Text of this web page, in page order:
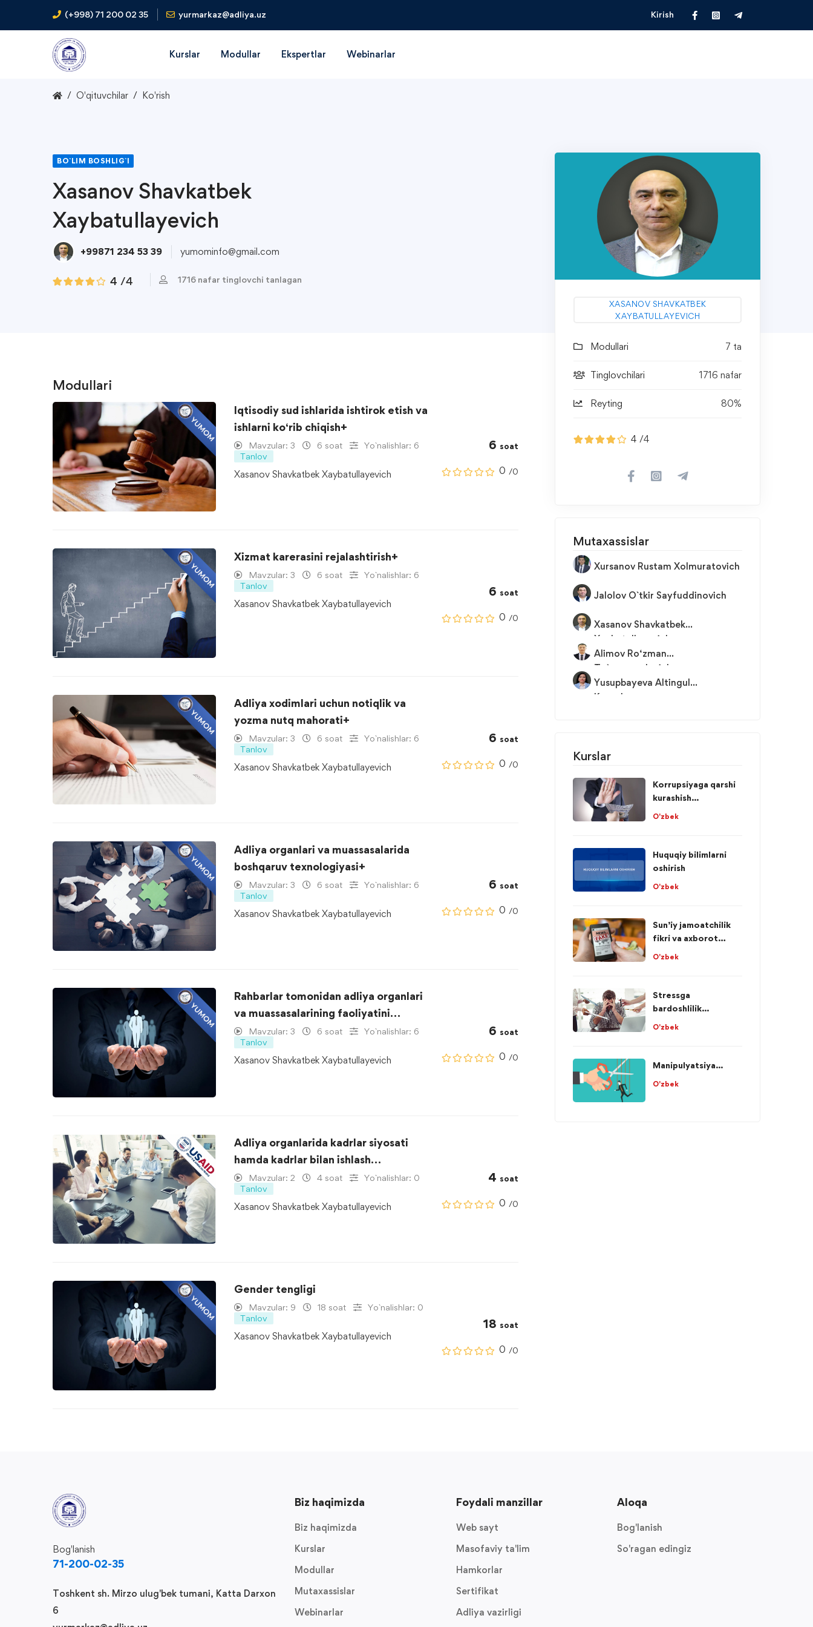
(+998) 71 200 02 35 yurmarkaz@adliya.uz Kirish
Kurslar Modullar Ekspertlar Webinarlar
O'qituvchilar Ko'rish
BO`LIM BOSHLIG`I
Xasanov Shavkatbek
Xaybatullayevich
+99871 234 53 39 yumominfo@gmail.com
4 /4 1716 nafar tinglovchi tanlagan
Modullari
Iqtisodiy sud ishlarida ishtirok etish va
ishlarni ko‘rib chiqish+
Mavzular: 3 6 soat
Yo`nalishlar: 6
Tanlov
Xasanov Shavkatbek Xaybatullayevich
6 soat
0 /0
Xizmat karerasini rejalashtirish+
Mavzular: 3 6 soat
Yo`nalishlar: 6
Tanlov
Xasanov Shavkatbek Xaybatullayevich
6 soat
0 /0
Adliya xodimlari uchun notiqlik va
yozma nutq mahorati+
Mavzular: 3 6 soat
Yo`nalishlar: 6
Tanlov
Xasanov Shavkatbek Xaybatullayevich
6 soat
0 /0
Adliya organlari va muassasalarida
boshqaruv texnologiyasi+
Mavzular: 3 6 soat
Yo`nalishlar: 6
Tanlov
Xasanov Shavkatbek Xaybatullayevich
6 soat
0 /0
Rahbarlar tomonidan adliya organlari
va muassasalarining faoliyatini
o‘rganish
Mavzular: 3 6 soat
Yo`nalishlar: 6
Tanlov
Xasanov Shavkatbek Xaybatullayevich
6 soat
0 /0
Adliya organlarida kadrlar siyosati
hamda kadrlar bilan ishlash
masalalari+
Mavzular: 2 4 soat
Yo`nalishlar: 0
Tanlov
Xasanov Shavkatbek Xaybatullayevich
4 soat
0 /0
Gender tengligi
Mavzular: 9 18 soat
Yo`nalishlar: 0
Tanlov
Xasanov Shavkatbek Xaybatullayevich
18 soat
0 /0
XASANOV SHAVKATBEK
XAYBATULLAYEVICH
Modullari 7 ta
Tinglovchilari 1716 nafar
Reyting 80%
4 /4
Mutaxassislar
Xursanov Rustam Xolmuratovich
Jalolov O`tkir Sayfuddinovich
Xasanov Shavkatbek
Xaybatullayevich
Alimov Ro‘zman
To`ramurodovich
Yusupbayeva Altingul
Kenesbayevna
Kurslar
Korrupsiyaga qarshi
kurashish...
O'zbek
Huquqiy bilimlarni
oshirish
O'zbek
Sun’iy jamoatchilik
fikri va axborot
O'zbek
Stressga
bardoshlilik...
O'zbek
Manipulyatsiya...
O'zbek
Bog'lanish
71-200-02-35
Toshkent sh. Mirzo ulug'bek tumani, Katta Darxon
6
Biz haqimizda
Biz haqimizda
Kurslar
Modullar
Mutaxassislar
Webinarlar
Foydali manzillar
Web sayt
Masofaviy ta'lim
Hamkorlar
Sertifikat
Adliya vazirligi
Aloqa
Bog'lanish
So'ragan edingiz